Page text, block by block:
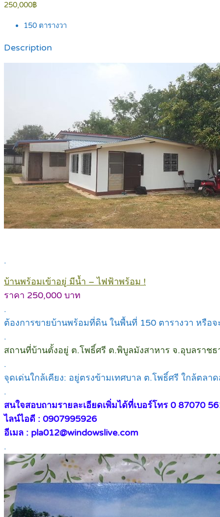
250,000฿
150 ตารางวา
Description
.
บ้านพร้อมเข้าอยู่ มีน้ำ – ไฟฟ้าพร้อม !
ราคา 250,000 บาท
.
ต้องการขายบ้านพร้อมที่ดิน ในพื้นที่ 150 ตารางวา หรือจ
.
สถานที่บ้านตั้งอยู่ ต.โพธิ์ศรี ต.พิบูลมังสาหาร จ.อุบลราชธ
.
จุดเด่นใกล้เคียง: อยู่ตรงข้ามเทศบาล ต.โพธิ์ศรี ใกล้ตลา
.
สนใจสอบถามรายละเอียดเพิ่มได้ที่เบอร์โทร 0 87070
ไลน์ไอดี : 0907995926
อีเมล : pla012@windowslive.com
.